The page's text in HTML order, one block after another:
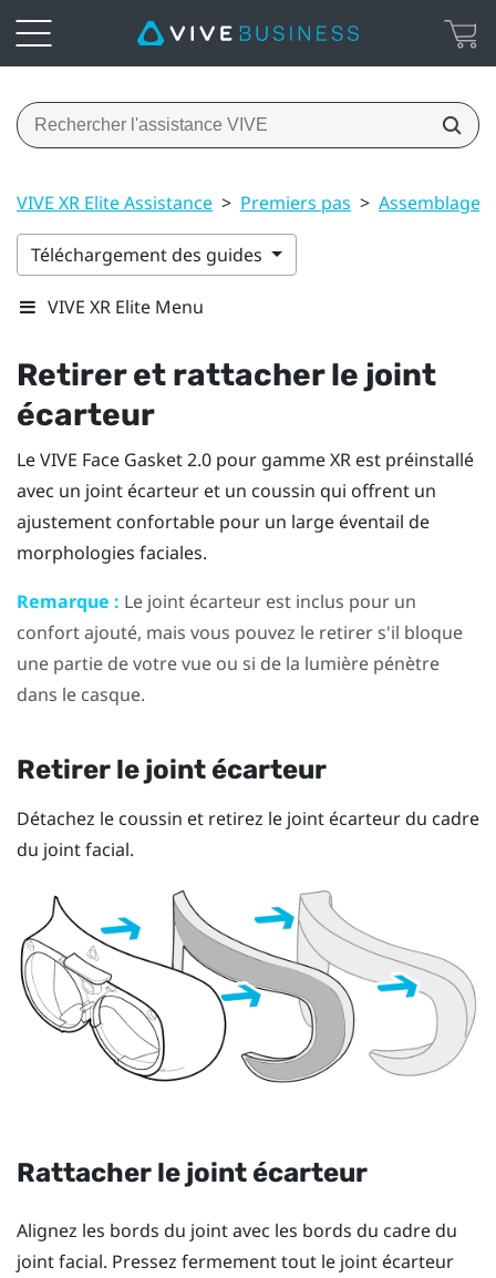
VIVE XR Elite Assistance > Premiers pas > Assemblage
Téléchargement des guides
VIVE XR Elite Menu
Retirer et rattacher le joint
écarteur
LeVIVE Face Gasket 2.0 pour gamme XR est préinstallé
avec un joint écarteur et un coussin qui offrent un
ajustement confortable pour un large éventail de
morphologies faciales.
Remarque : Le joint écarteur est inclus pour un
confort ajouté, mais vous pouvez le retirer s'il bloque
une partie de votre vue ou si de la lumière pénètre
dans le casque.
Retirer le joint écarteur
Détachez le coussin et retirez le joint écarteur du cadre
du joint facial.
Rattacher le joint écarteur
Alignez les bords du joint avec les bords du cadre du
joint facial. Pressez fermement tout le joint écarteur